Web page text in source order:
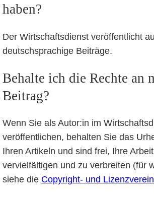
haben?
Der Wirtschaftsdienst veröffentlicht
deutschsprachige Beiträge.
Behalte ich die Rechte an
Beitrag?
Wenn Sie als Autor:in im
veröffentlichen, behalten Sie das
Ihren Artikeln und sind frei, Ihre
vervielfältigen und zu verbreiten (für
siehe die Copyright- und